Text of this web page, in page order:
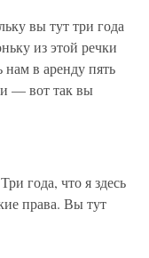
вы тут три года
из этой речки
нам в аренду пять
— вот так вы
года, что я здесь
права. Вы тут